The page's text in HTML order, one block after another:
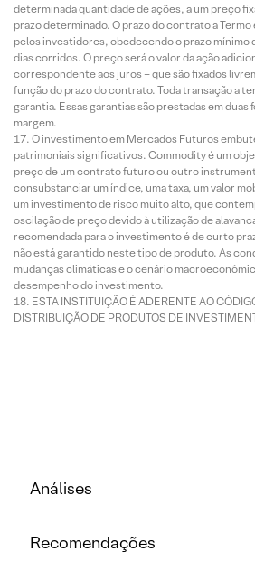
determinada quantidade de ações, a um preço
prazo determinado. O prazo do contrato a
pelos investidores, obedecendo o prazo mínimo
dias corridos. O preço será o valor da ação
correspondente aos juros – que são fixados
função do prazo do contrato. Toda transação a
garantia. Essas garantias são prestadas em
margem.
O investimento em Mercados Futuros
patrimoniais significativos. Commodity é um
preço de um contrato futuro ou outro
consubstanciar um índice, uma taxa, um valor
um investimento de risco muito alto, que
oscilação de preço devido à utilização de
recomendada para o investimento é de curto
não está garantido neste tipo de produto. As
mudanças climáticas e o cenário
desempenho do investimento.
ESTA INSTITUIÇÃO É ADERENTE AO
DISTRIBUIÇÃO DE PRODUTOS DE
Análises
Recomendações